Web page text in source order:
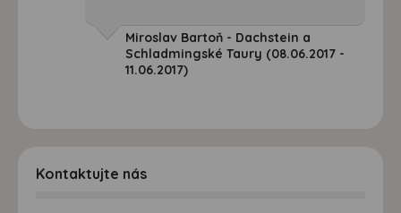
Miroslav Bartoň - Dachstein a
Schladmingské Taury (08.06.2017 -
11.06.2017)
Kontaktujte nás